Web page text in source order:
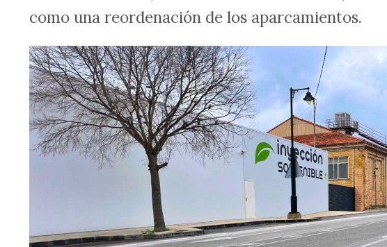
como una reordenación de los aparcamientos.